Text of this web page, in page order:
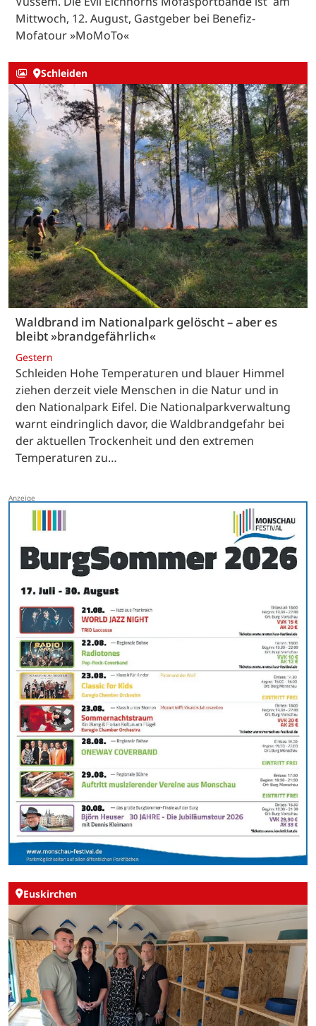
Mittwoch, 12. August, Gastgeber bei Benefiz-
Mofatour »MoMoTo«
Schleiden
Waldbrand im Nationalpark gelöscht – aber es
bleibt »brandgefährlich«
Gestern
Schleiden Hohe Temperaturen und blauer Himmel
ziehen derzeit viele Menschen in die Natur und in
den Nationalpark Eifel. Die Nationalparkverwaltung
warnt eindringlich davor, die Waldbrandgefahr bei
der aktuellen Trockenheit und den extremen
Temperaturen zu…
Euskirchen